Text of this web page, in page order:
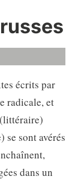
écrits par
radicale, et
se sont avérés
dans un